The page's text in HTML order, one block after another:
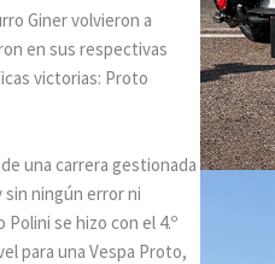
Giner volvieron a
en sus respectivas
victorias: Proto
una carrera gestionada
sin ningún error ni
se hizo con el 4.º
para una Vespa Proto,